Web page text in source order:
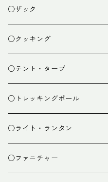
○ザック
ザック
スタッフバッグ
ザック小物
○クッキング
クッカー
バーナー
カトラリー
クッキング小物
○テント・タープ
テント
タープ
ペグ・ハンマー・小物
○トレッキングポール
○ライト・ランタン
ライト
○ファニチャー